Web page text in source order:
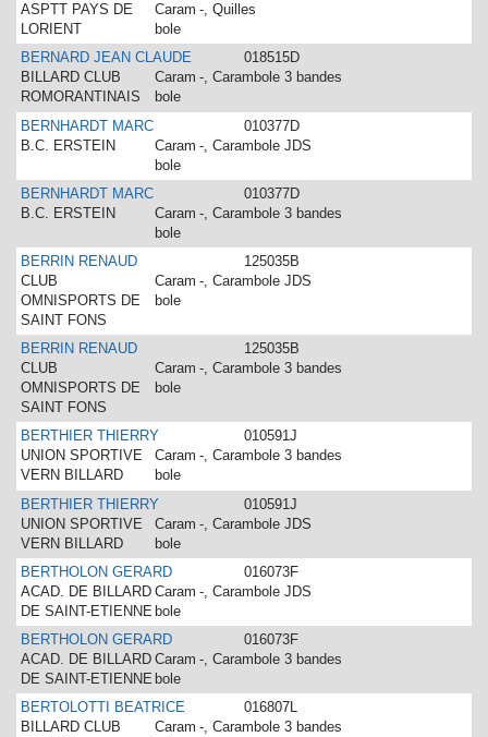
ASPTT PAYS DE
LORIENT
Caram
bole
-, Quilles
BERNARD JEAN CLAUDE
018515D
BILLARD CLUB
ROMORANTINAIS
Caram
bole
-, Carambole 3 bandes
BERNHARDT MARC
010377D
B.C. ERSTEIN
Caram
bole
-, Carambole JDS
BERNHARDT MARC
010377D
B.C. ERSTEIN
Caram
bole
-, Carambole 3 bandes
BERRIN RENAUD
125035B
CLUB
OMNISPORTS DE
SAINT FONS
Caram
bole
-, Carambole JDS
BERRIN RENAUD
125035B
CLUB
OMNISPORTS DE
SAINT FONS
Caram
bole
-, Carambole 3 bandes
BERTHIER THIERRY
010591J
UNION SPORTIVE
VERN BILLARD
Caram
bole
-, Carambole 3 bandes
BERTHIER THIERRY
010591J
UNION SPORTIVE
VERN BILLARD
Caram
bole
-, Carambole JDS
BERTHOLON GERARD
016073F
ACAD. DE BILLARD
DE SAINT-ETIENNE
Caram
bole
-, Carambole JDS
BERTHOLON GERARD
016073F
ACAD. DE BILLARD
DE SAINT-ETIENNE
Caram
bole
-, Carambole 3 bandes
BERTOLOTTI BEATRICE
016807L
BILLARD CLUB
Caram -, Carambole 3 bandes